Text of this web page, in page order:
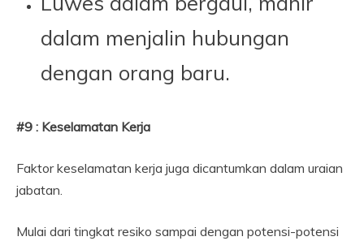
dalam menjalin hubungan
dengan orang baru.
#9 : Keselamatan Kerja
Faktor keselamatan kerja juga dicantumkan dalam uraian
jabatan.
Mulai dari tingkat resiko sampai dengan potensi-potensi